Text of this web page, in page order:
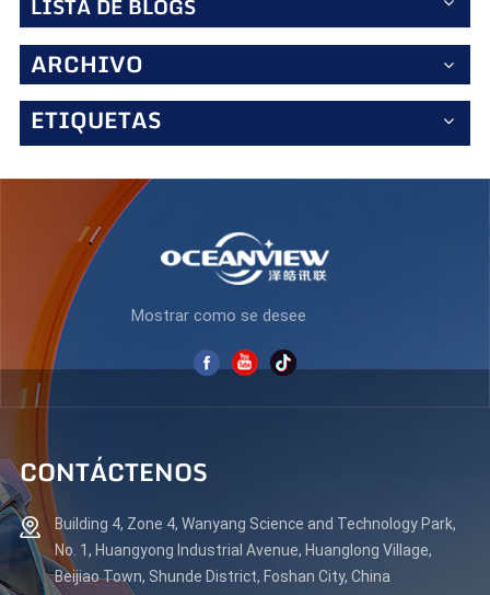
trabajo y densidad de píxeles (93 ppp), ofreciendo texto
nítido y gráficos detallados. La relación de aspecto de 16:9
permite la multitarea en paralelo, mientras que la
compatibilidad con soportes ergonómicos (si
corresponde) garantiza un uso cómodo durante todo el
día. Funciones favorables para las empresas -La
tecnología Eye-care (si está disponible) reduce las
consistencia del color para las colaboraciones en equipo. -
Diseño elegante y profesional que se adapta
perfectamente a las configuraciones de oficina
modernas. Casos de uso ideales -Analistas financieros y
roles con gran cantidad de datos: vea grandes conjuntos
de datos sin tener que desplazarse excesivamente. -
Diseñadores y creadores de contenido: Colores precisos y
alto contraste para ediciones precisas. -Trabajadores
remotos y oficinas híbridas: videollamadas fluidas y
multitarea eficiente. Conclusión El K315Q240 combina
una gran pantalla de alta resolución, tiempos de
exigen fiabilidad y rendimiento. Mejore su espacio de
trabajo con un monitor que se adapta a sus necesidades
de productividad.
LISTA DE BLOGS
ARCHIVO
ETIQUETAS
Mostrar como se desee
CONTÁCTENOS
Building 4, Zone 4, Wanyang Science and Technology Park,
No. 1, Huangyong Industrial Avenue, Huanglong Village,
Beijiao Town, Shunde District, Foshan City, China